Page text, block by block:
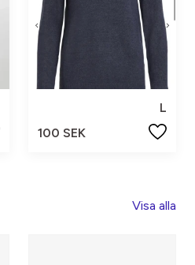
L
100 SEK
Visa alla